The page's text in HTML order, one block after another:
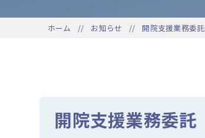
ホーム お知らせ 開院支援業務委託
開院支援業務委託